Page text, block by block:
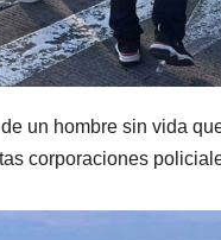
un hombre sin vida
corporaciones